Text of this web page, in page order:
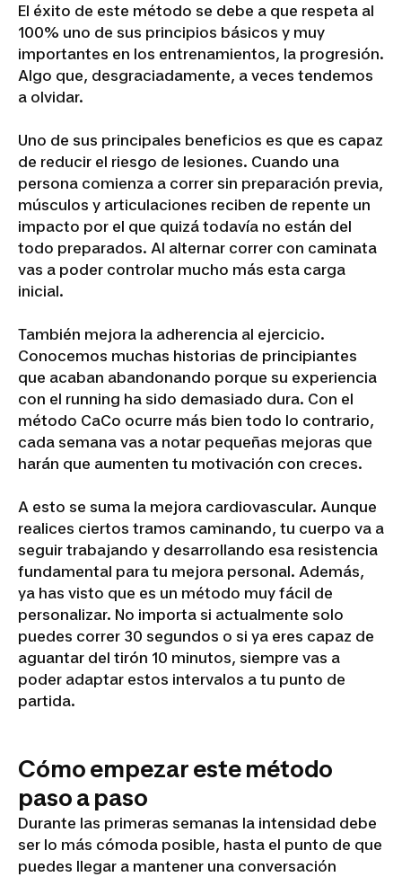
El éxito de este método se debe a que respeta al
100% uno de sus principios básicos y muy
importantes en los entrenamientos, la progresión.
Algo que, desgraciadamente, a veces tendemos
a olvidar.
Uno de sus principales beneficios es que es capaz
de reducir el riesgo de lesiones. Cuando una
persona comienza a correr sin preparación previa,
músculos y articulaciones reciben de repente un
impacto por el que quizá todavía no están del
todo preparados. Al alternar correr con caminata
vas a poder controlar mucho más esta carga
inicial.
También mejora la adherencia al ejercicio.
Conocemos muchas historias de principiantes
que acaban abandonando porque su experiencia
con el running ha sido demasiado dura. Con el
método CaCo ocurre más bien todo lo contrario,
cada semana vas a notar pequeñas mejoras que
harán que aumenten tu motivación con creces.
A esto se suma la mejora cardiovascular. Aunque
realices ciertos tramos caminando, tu cuerpo va a
seguir trabajando y desarrollando esa resistencia
fundamental para tu mejora personal. Además,
ya has visto que es un método muy fácil de
personalizar. No importa si actualmente solo
puedes correr 30 segundos o si ya eres capaz de
aguantar del tirón 10 minutos, siempre vas a
poder adaptar estos intervalos a tu punto de
partida.
Cómo empezar este método
paso a paso
Durante las primeras semanas la intensidad debe
ser lo más cómoda posible, hasta el punto de que
puedes llegar a mantener una conversación